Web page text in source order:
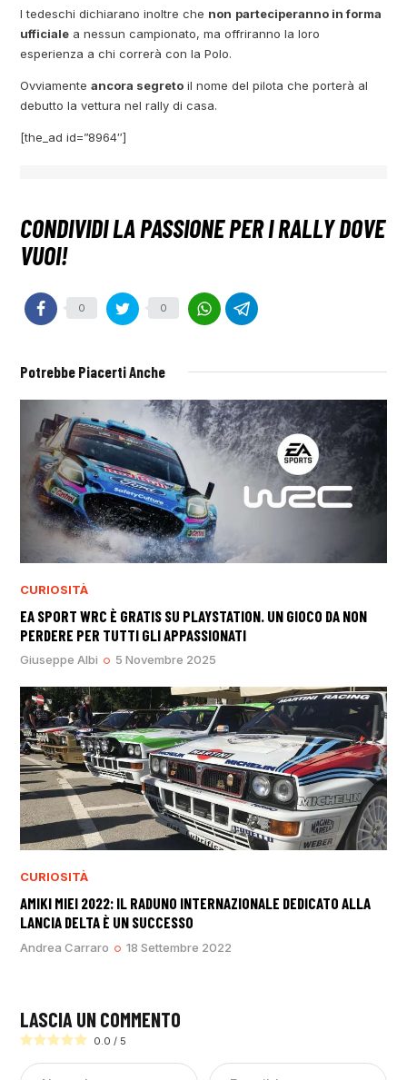
I tedeschi dichiarano inoltre che non parteciperanno in forma
ufficiale a nessun campionato, ma offriranno la loro
esperienza a chi correrà con la Polo.
Ovviamenteancora segreto il nome del pilota che porterà al
debutto la vettura nel rally di casa.
[the_ad id=”8964″]
0 0
Potrebbe Piacerti Anche
CURIOSITÀ
EA SPORT WRC È GRATIS SU PLAYSTATION. UN GIOCO DA NON
PERDERE PER TUTTI GLI APPASSIONATI
Giuseppe Albi 5 Novembre 2025
CURIOSITÀ
AMIKI MIEI 2022: IL RADUNO INTERNAZIONALE DEDICATO ALLA
LANCIA DELTA È UN SUCCESSO
Andrea Carraro 18 Settembre 2022
LASCIA UN COMMENTO
0.0 / 5